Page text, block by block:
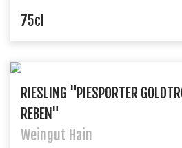
IN
75cl
RIESLING "PIESPORTER
REBEN"
Weingut Hain